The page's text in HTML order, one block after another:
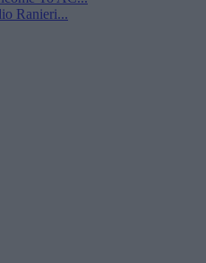
Ranieri...